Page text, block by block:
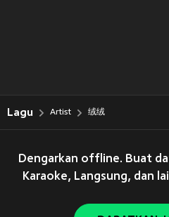
Lagu Artist 绒绒
Dengarkan offline. Buat
Karaoke, Langsung, dan